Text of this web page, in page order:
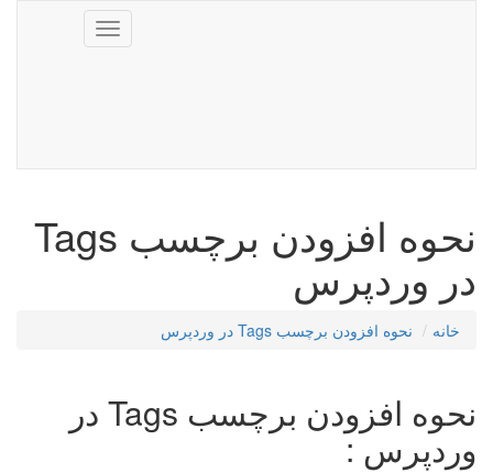
Toggle
navigation
نحوه افزودن برچسب Tags
در وردپرس
خانه نحوه افزودن برچسب Tags در وردپرس
نحوه افزودن برچسب Tags در
وردپرس :